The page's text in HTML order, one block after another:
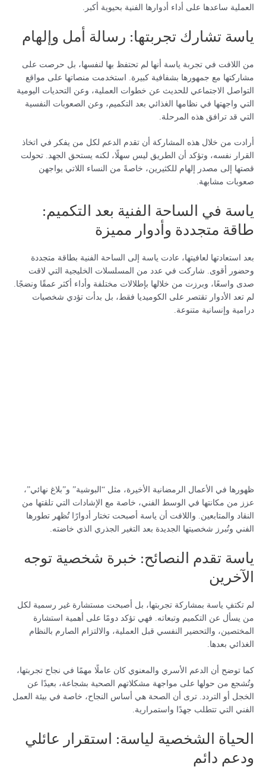
العملية ساعدها على أداء أدوارها الفنية بحيوية أكبر.
ياسة تشارك تجربتها: رسالة أمل وإلهام
من اللافت في تجربة ياسة أنها لم تحتفظ بها لنفسها، بل حرصت على
مشاركتها مع جمهورها بشفافية كبيرة. استخدمت منصاتها على مواقع
التواصل الاجتماعي للحديث عن خطوات العملية، وعن التحديات اليومية
التي واجهتها في نظامها الغذائي بعد التكميم، وعن الصعوبات النفسية
التي قد ترافق هذه المرحلة.
أرادت من خلال هذه المشاركة أن تقدم الدعم لكل من يفكر في اتخاذ
القرار نفسه، وتؤكد أن الطريق ليس سهلًا، لكنه يستحق الجهد. تحولت
قصتها إلى مصدر إلهام للكثيرين، خاصةً من النساء اللاتي يواجهن
صعوبات مشابهة.
ياسة في الساحة الفنية بعد التكميم:
طاقة متجددة وأدوار مميزة
بعد استعادتها لعافيتها، عادت ياسة إلى الساحة الفنية بطاقة متجددة
وحضور أقوى. شاركت في عدد من المسلسلات الخليجية التي لاقت
صدى واسعًا، وبرزت من خلالها بإطلالات مختلفة وأداء أكثر عمقًا ونضجًا.
لم تعد الأدوار تقتصر على الكوميديا فقط، بل بدأت تؤدي شخصيات
درامية وإنسانية متنوعة.
ظهورها في الأعمال الرمضانية الأخيرة، مثل “البوشية” و”بلاغ نهائي”،
عزز من مكانتها في الوسط الفني، خاصة مع الإشادات التي تلقتها من
النقاد والمتابعين. واللافت أن ياسة أصبحت تختار أدوارًا تُظهر تطورها
الفني وتُبرز شخصيتها الجديدة بعد التغير الجذري الذي خاضته.
ياسة تقدم النصائح: خبرة شخصية توجه
الآخرين
لم تكتفِ ياسة بمشاركة تجربتها، بل أصبحت مستشارة غير رسمية لكل
من يسأل عن التكميم وتبعاته. فهي تؤكد دومًا على أهمية استشارة
المختصين، والتحضير النفسي قبل العملية، والالتزام الصارم بالنظام
الغذائي بعدها.
كما توضح أن الدعم الأسري والمعنوي كان عاملًا مهمًا في نجاح تجربتها،
وتُشجع من حولها على مواجهة مشكلاتهم الصحية بشجاعة، بعيدًا عن
الخجل أو التردد. ترى أن الصحة هي أساس النجاح، خاصة في بيئة العمل
الفني التي تتطلب جهدًا واستمرارية.
الحياة الشخصية لياسة: استقرار عائلي
ودعم دائم